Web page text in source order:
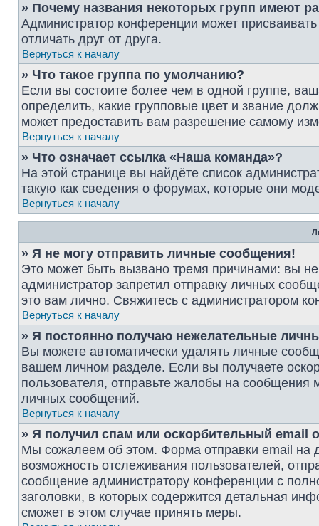
» Почему названия некоторых групп имеют
Администратор конференции может
отличать друг от друга.
Вернуться к началу
» Что такое группа по умолчанию?
Если вы состоите более чем в одной группе,
определить, какие групповые цвет и звание
может предоставить вам разрешение самому
Вернуться к началу
» Что означает ссылка «Наша команда»?
На этой странице вы найдёте список
такую как сведения о форумах, которые они
Вернуться к началу
» Я не могу отправить личные сообщения!
Это может быть вызвано тремя причинами: вы
администратор запретил отправку личных
это вам лично. Свяжитесь с администратором
Вернуться к началу
» Я постоянно получаю нежелательные
Вы можете автоматически удалять личные
вашем личном разделе. Если вы получаете
пользователя, отправьте жалобы на сообщения
личных сообщений.
Вернуться к началу
» Я получил спам или оскорбительный email
Мы сожалеем об этом. Форма отправки email на
возможность отслеживания пользователей,
сообщение администратору конференции с
заголовки, в которых содержится детальная
сможет в этом случае принять меры.